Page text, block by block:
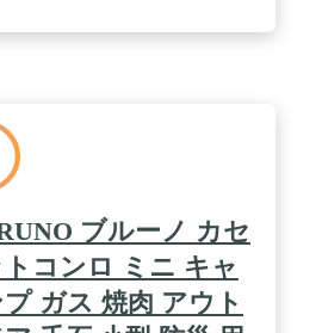
】目安として9号土鍋まで /
ニカセットガス（別売り）
ブルーノ カセ
トコンロ ミニ キャ
プ ガス 焼肉 アウト